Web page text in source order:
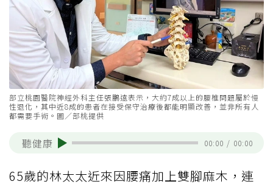
部立桃園醫院神經外科主任張鵬遠表示，大約7成以上的腰椎問題屬於慢
性退化，其中近8成的患者在接受保守治療後都能明顯改善，並非所有人
都需要手術。圖／部桃提供
聽健康 00:00 / 00:00
65歲的林太太近來因腰痛加上雙腳麻木，連